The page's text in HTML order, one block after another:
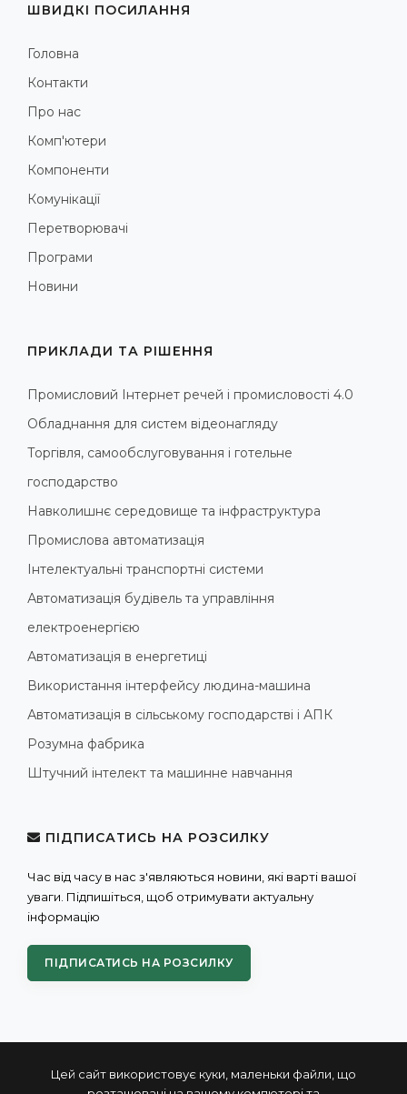
Цей сайт використовує куки, маленьки файли, що
ШВИДКІ ПОСИЛАННЯ
Головна
Контакти
Про нас
Комп'ютери
Компоненти
Комунікації
Перетворювачі
Програми
Новини
ПРИКЛАДИ ТА РІШЕННЯ
Промисловий Інтернет речей і промисловості 4.0
Обладнання для систем відеонагляду
Торгівля, самообслуговування і готельне
господарство
Навколишнє середовище та інфраструктура
Промислова автоматизація
Інтелектуальні транспортні системи
Автоматизація будівель та управління
електроенергією
Автоматизація в енергетиці
Використання інтерфейсу людина-машина
Автоматизація в сільському господарстві і АПК
Розумна фабрика
Штучний інтелект та машинне навчання
ПІДПИСАТИСЬ НА РОЗСИЛКУ
Час від часу в нас з'являються новини, які варті вашої
уваги. Підпишіться, щоб отримувати актуальну
інформацію
ПІДПИСАТИСЬ НА РОЗСИЛКУ